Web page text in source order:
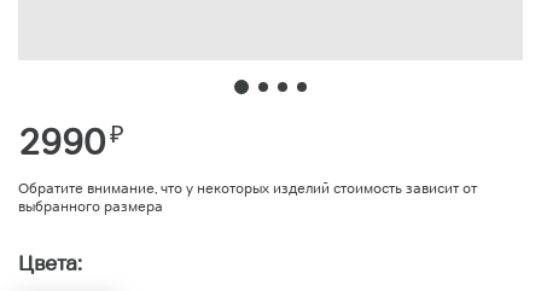
2990₽
Обратите внимание, что у некоторых изделий стоимость зависит от
выбранного размера
Цвета: